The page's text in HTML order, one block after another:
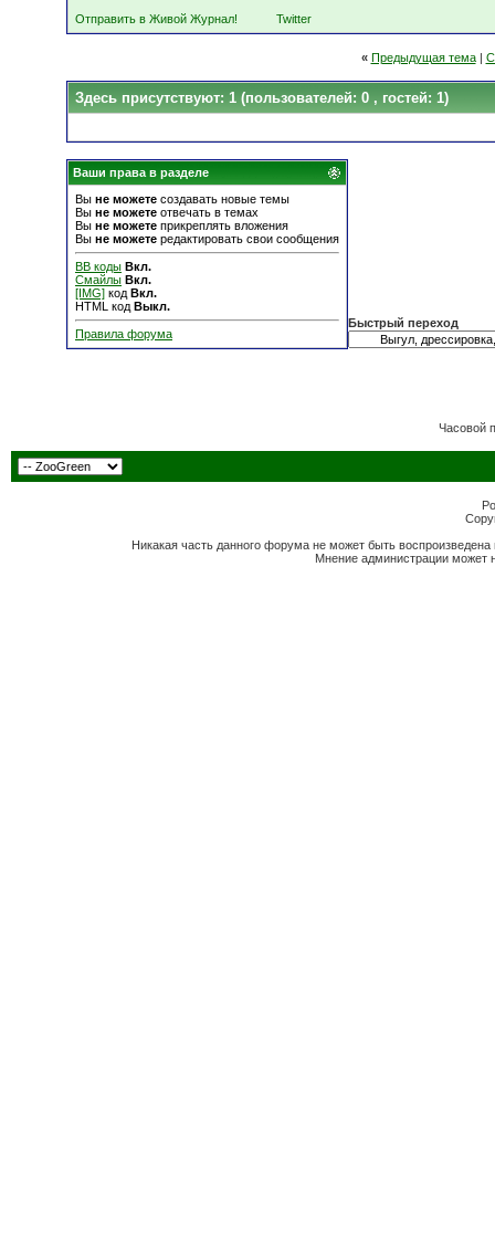
Отправить в Живой Журнал!
Twitter
« Предыдущая тема|
Здесь присутствуют: 1 (пользователей: 0 , гостей: 1)
Ваши права в разделе
Вы не можете создавать новые темы
Вы не можете отвечать в темах
Вы не можете прикреплять вложения
Вы не можете редактировать свои сообщения
BB коды Вкл.
Смайлы Вкл.
[IMG] код Вкл.
HTML код Выкл.
Правила форума
Быстрый переход
Часовой
Никакая часть данного форума не может быть
Мнение администрации может